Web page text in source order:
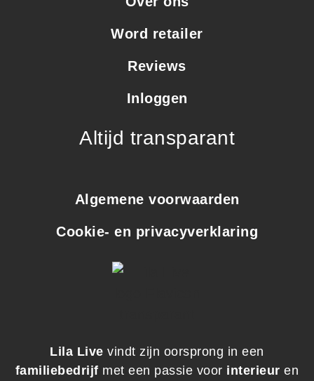
Word retailer
Reviews
Inloggen
Lila Live vindt zijn oorsprong in een
familiebedrijf met een passie voor interieur en
Altijd transparant
Algemene voorwaarden
Cookie- en privacyverklaring